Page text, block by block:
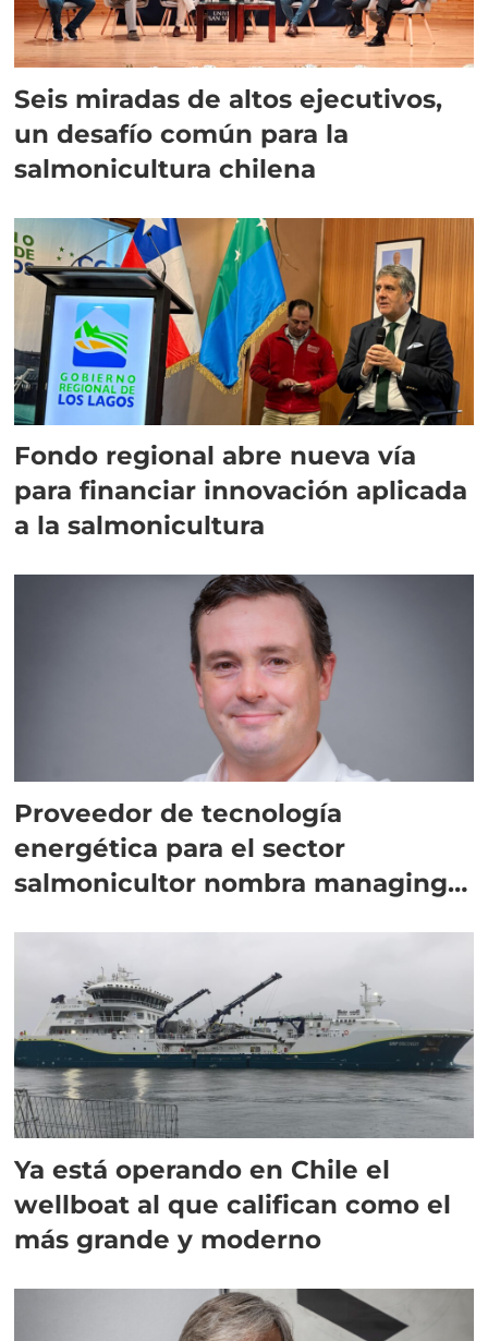
Seis miradas de altos ejecutivos,
un desafío común para la
salmonicultura chilena
Fondo regional abre nueva vía
para financiar innovación aplicada
a la salmonicultura
Proveedor de tecnología
energética para el sector
salmonicultor nombra managing
Ya está operando en Chile el
wellboat al que califican como el
más grande y moderno